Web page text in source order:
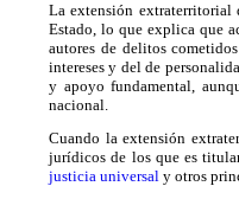
La extensión extraterritorial
Estado, lo que explica que
autores de delitos
intereses y del de
y apoyo fundamental,
nacional.
Cuando la extensión
jurídicos de los que es
justicia universal y otros